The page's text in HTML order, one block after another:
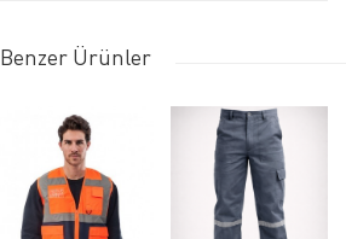
Benzer Ürünler